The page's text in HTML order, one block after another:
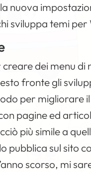
nuova
sviluppa temi per
dei menu
fronte gli
per migliorare
pagine ed
più simile a
pubblica sul sito
scorso, mi